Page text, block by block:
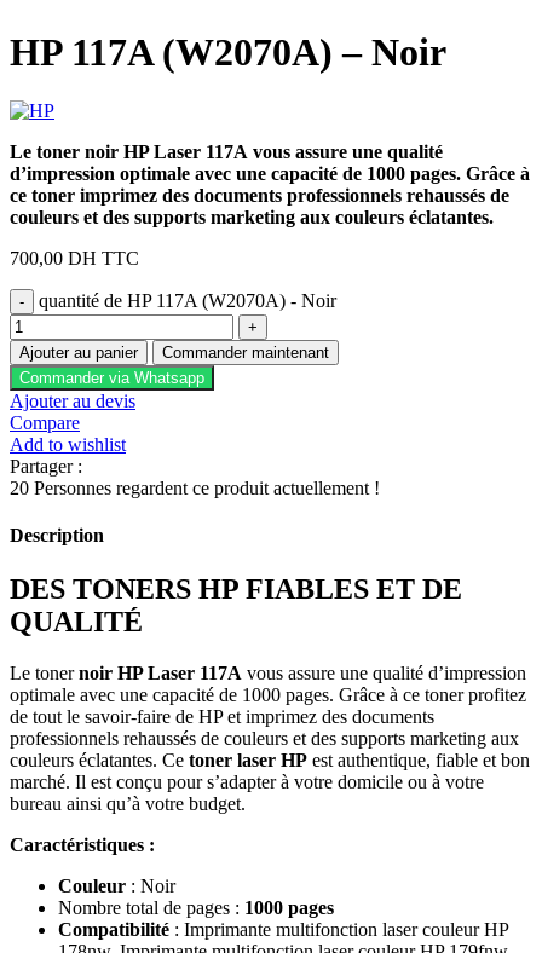
HP 117A (W2070A) – Noir
Le toner noir HP Laser 117A vous assure une qualité
d’impression optimale avec une capacité de 1000 pages. Grâce à
ce toner imprimez des documents professionnels rehaussés de
couleurs et des supports marketing aux couleurs éclatantes.
700,00 DH TTC
quantité de HP 117A (W2070A) - Noir
Ajouter au panier
Commander maintenant
Commander via Whatsapp
Ajouter au devis
Compare
Add to wishlist
Partager :
20 Personnes regardent ce produit actuellement !
Description
DES TONERS HP FIABLES ET DE
QUALITÉ
Le tonernoir HP Laser 117A vous assure une qualité d’impression
optimale avec une capacité de 1000 pages. Grâce à ce toner profitez
de tout le savoir-faire de HP et imprimez des documents
professionnels rehaussés de couleurs et des supports marketing aux
couleurs éclatantes. Ce toner laser HP est authentique, fiable et bon
marché. Il est conçu pour s’adapter à votre domicile ou à votre
bureau ainsi qu’à votre budget.
Caractéristiques :
Couleur : Noir
Nombre total de pages : 1000 pages
Compatibilité : Imprimante multifonction laser couleur HP